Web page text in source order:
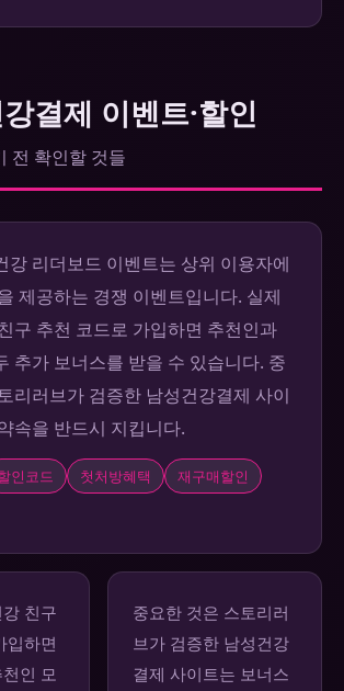
결제 이벤트·할인
전 확인할 것들
강 리더보드 이벤트는 상위 이용자에
제공하는 경쟁 이벤트입니다. 실제
구 추천 코드로 가입하면 추천인과
추가 보너스를 받을 수 있습니다. 중
리러브가 검증한 남성건강결제 사이
속을 반드시 지킵니다.
인코드 첫처방혜택
재구매할인
친구
입하면
인 모
중요한 것은 스토리러
브가 검증한 남성건강
결제 사이트는 보너스